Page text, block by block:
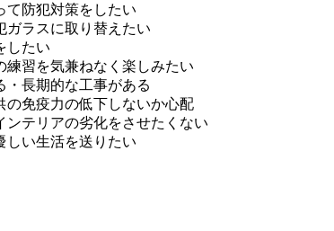
て防犯対策をしたい
ガラスに取り替えたい
したい
練習を気兼ねなく楽しみたい
・長期的な工事がある
の免疫力の低下しないか心配
ンテリアの劣化をさせたくない
しい生活を送りたい